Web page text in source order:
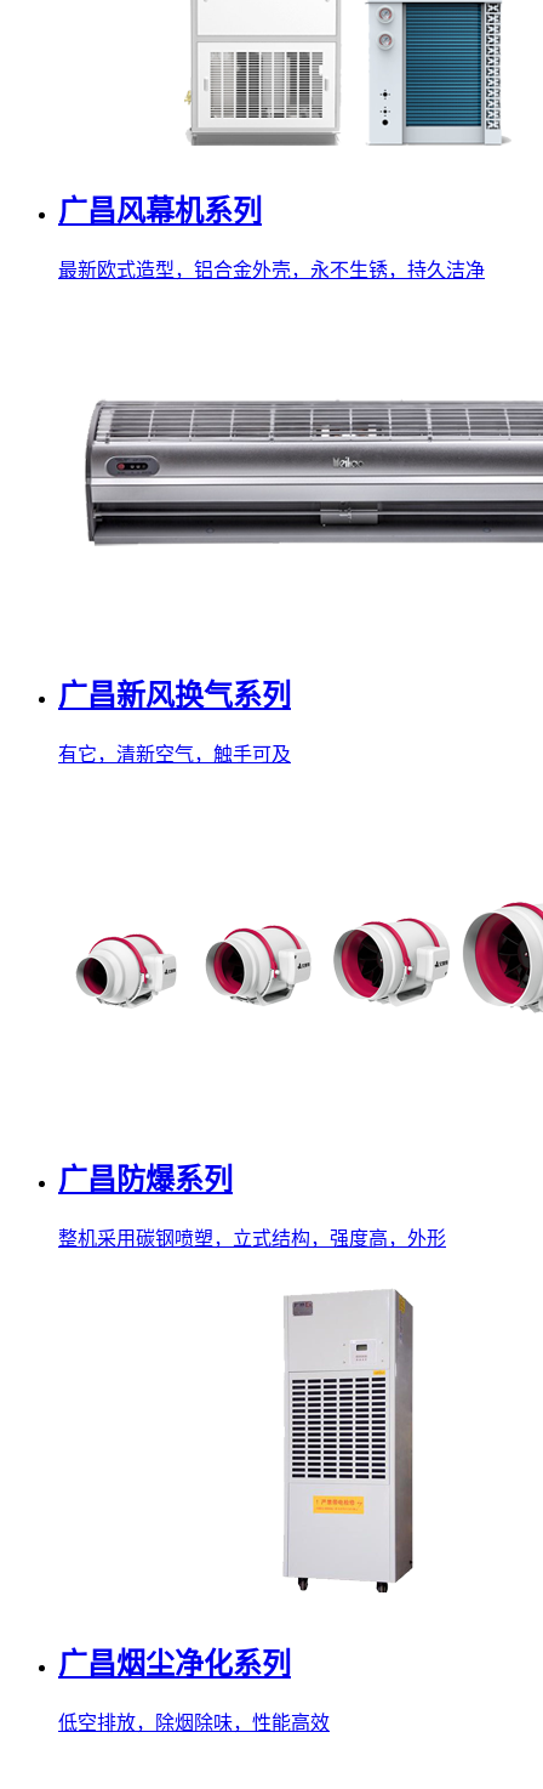
广昌风幕机系列
最新欧式造型，铝合金外壳，永不生锈，持久洁净
广昌新风换气系列
有它，清新空气，触手可及
广昌防爆系列
整机采用碳钢喷塑，立式结构，强度高，外形
广昌烟尘净化系列
低空排放，除烟除味，性能高效